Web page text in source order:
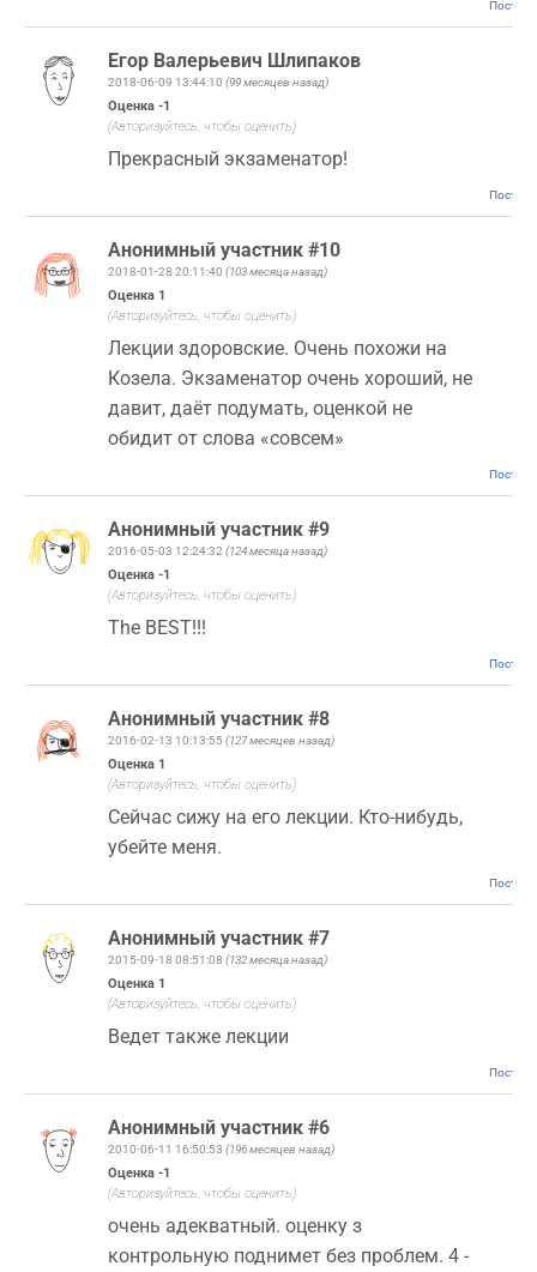
Егор Валерьевич Шлипаков
2018-06-09 13:44:10 (99 месяцев назад)
Оценка -1
(Авторизуйтесь, чтобы оценить)
Прекрасный экзаменатор!
Анонимный участник #10
2018-01-28 20:11:40 (103 месяца назад)
Оценка 1
(Авторизуйтесь, чтобы оценить)
Лекции здоровские. Очень похожи на
Козела. Экзаменатор очень хороший, не
давит, даёт подумать, оценкой не
обидит от слова «совсем»
Анонимный участник #9
2016-05-03 12:24:32 (124 месяца назад)
Оценка -1
(Авторизуйтесь, чтобы оценить)
The BEST!!!
Анонимный участник #8
2016-02-13 10:13:55 (127 месяцев назад)
Оценка 1
(Авторизуйтесь, чтобы оценить)
Сейчас сижу на его лекции. Кто-нибудь,
убейте меня.
Анонимный участник #7
2015-09-18 08:51:08 (132 месяца назад)
Оценка 1
(Авторизуйтесь, чтобы оценить)
Ведет также лекции
Анонимный участник #6
2010-06-11 16:50:53 (196 месяцев назад)
Оценка -1
(Авторизуйтесь, чтобы оценить)
очень адекватный. оценку з
контрольную поднимет без проблем. 4 -